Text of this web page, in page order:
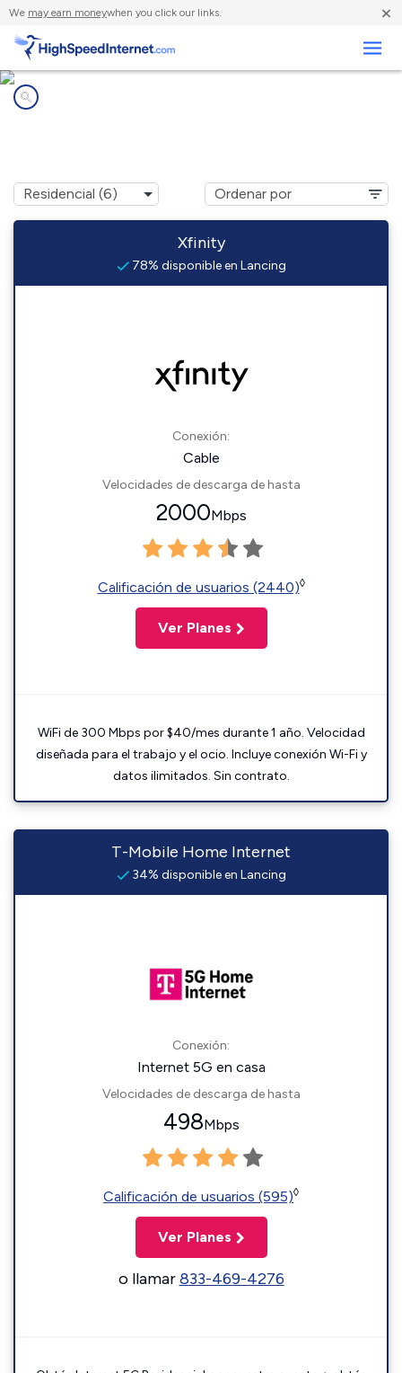
We may earn moneywhen you click our links. ×
Xfinity
78% disponible en Lancing
Conexión:
Cable
Velocidades de descarga de hasta
2000Mbps
Calificación de usuarios (2440)◊
Ver Planes
WiFi de 300 Mbps por $40/mes durante 1 año. Velocidad
diseñada para el trabajo y el ocio. Incluye conexión Wi-Fi y
datos ilimitados. Sin contrato.
T-Mobile Home Internet
34% disponible en Lancing
Conexión:
Internet 5G en casa
Velocidades de descarga de hasta
498Mbps
Calificación de usuarios (595)◊
Ver Planes
o llamar833-469-4276